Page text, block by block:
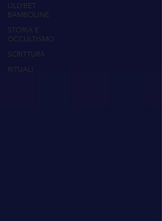
LILLYBET
BAMBOLINE
STORIA E
OCCULTISMO
SCRITTURA
RITUALI